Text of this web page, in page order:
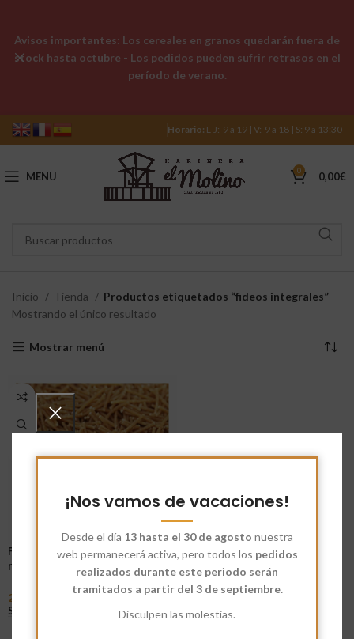
¡Nos vamos de vacaciones!
Desde el día 13 hasta el 30 de agosto nuestra
web permanecerá activa, pero todos los pedidos
realizados durante este periodo serán
tramitados a partir del 3 de septiembre.
Disculpen las molestias.
Horario: L-J: 9 a 19 | V: 9 a 18 | S: 9 a 13:30
MENU 0 0,00€
Inicio Tienda
Productos etiquetados “fideos integrales”
Mostrando el único resultado
Mostrar menú
Fideos Integrales de Espelta
nº0
2,25
Seleccionar Opciones
Avisos importantes: Los cereales en granos quedarán fuera de
stock hasta octubre - Los pedidos pueden sufrir retrasos en el
período de verano.